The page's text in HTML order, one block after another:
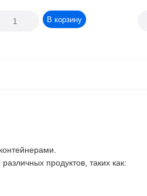
В корзину
продуктов, таких как: